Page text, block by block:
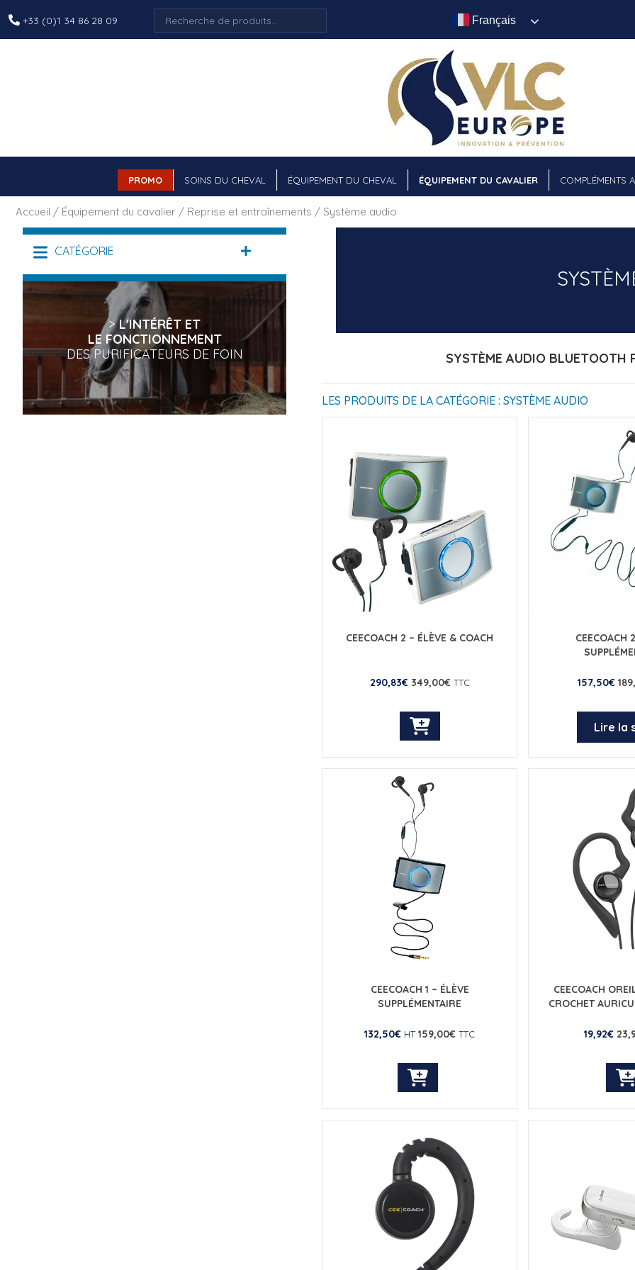
+33 (0)1 34 86 28 09
Recherche
pour :
PROMO SOINS DU CHEVAL ÉQUIPEMENT DU CHEVAL ÉQUIPEMENT DU CAVALIER COMPLÉMENTS
Accueil / Équipement du cavalier / Reprise et entraînements / Système audio
CATÉGORIE DÉPLIER
>L'INTÉRÊT ET
LE FONCTIONNEMENT
DES PURIFICATEURS DE FOIN
SYSTÈME AUDIO BLUETOOTH
LES PRODUITS DE LA CATÉGORIE : SYSTÈME AUDIO
CEECOACH 2 – ÉLÈVE & COACH
290,83€ 349,00€ TTC
CEECOACH
157,50€
Lire la
CEECOACH 1 – ÉLÈVE
SUPPLÉMENTAIRE
132,50€ HT 159,00€ TTC
Ce
variations.
Les
options
peuvent
être
choisies
sur
CEECOACH
CROCHET
19,92€
Français